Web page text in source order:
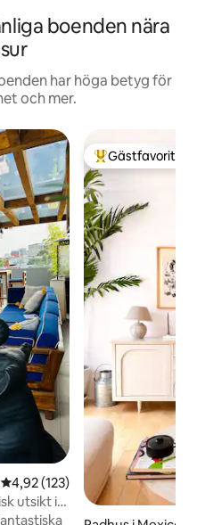
boenden nära
har höga betyg för
och mer.
4,92 av 5 i genomsnittligt
4,92 (123)
utsikt i
Populär
Gästfavorit